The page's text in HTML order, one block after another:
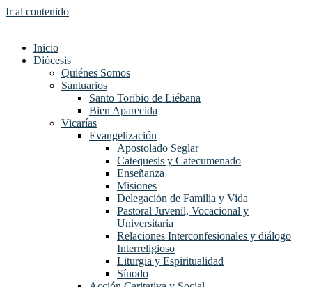
Ir al contenido
Inicio
Diócesis
Quiénes Somos
Santuarios
Santo Toribio de Liébana
Bien Aparecida
Vicarías
Evangelización
Apostolado Seglar
Catequesis y Catecumenado
Enseñanza
Misiones
Delegación de Familia y Vida
Pastoral Juvenil, Vocacional y
Universitaria
Relaciones Interconfesionales y diálogo
Interreligioso
Liturgia y Espiritualidad
Sínodo